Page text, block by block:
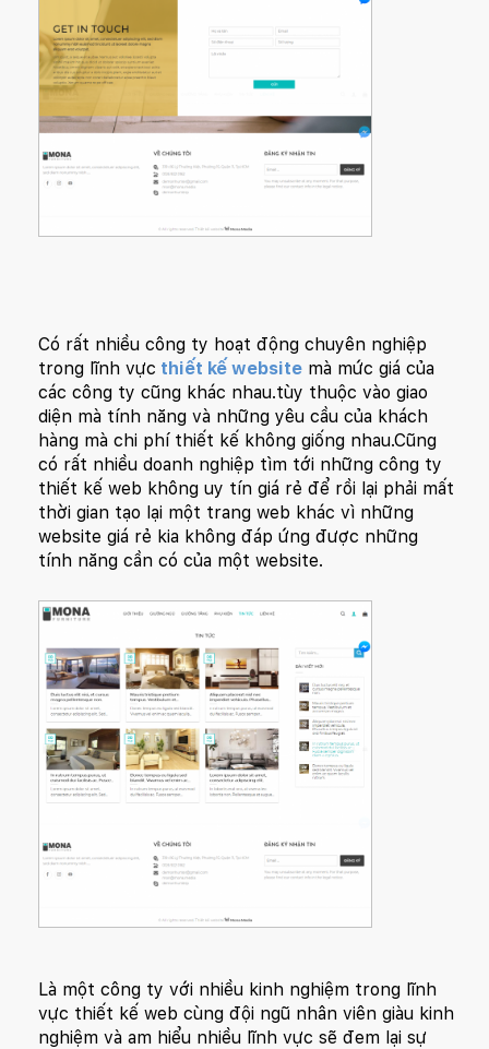
Có rất nhiều công ty hoạt động chuyên nghiệp
trong lĩnh vực thiết kế website mà mức giá của
các công ty cũng khác nhau.tùy thuộc vào giao
diện mà tính năng và những yêu cầu của khách
hàng mà chi phí thiết kế không giống nhau.Cũng
có rất nhiều doanh nghiệp tìm tới những công ty
thiết kế web không uy tín giá rẻ để rồi lại phải mất
thời gian tạo lại một trang web khác vì những
website giá rẻ kia không đáp ứng được những
tính năng cần có của một website.
Là một công ty với nhiều kinh nghiệm trong lĩnh
vực thiết kế web cùng đội ngũ nhân viên giàu kinh
nghiệm và am hiểu nhiều lĩnh vực sẽ đem lại sự